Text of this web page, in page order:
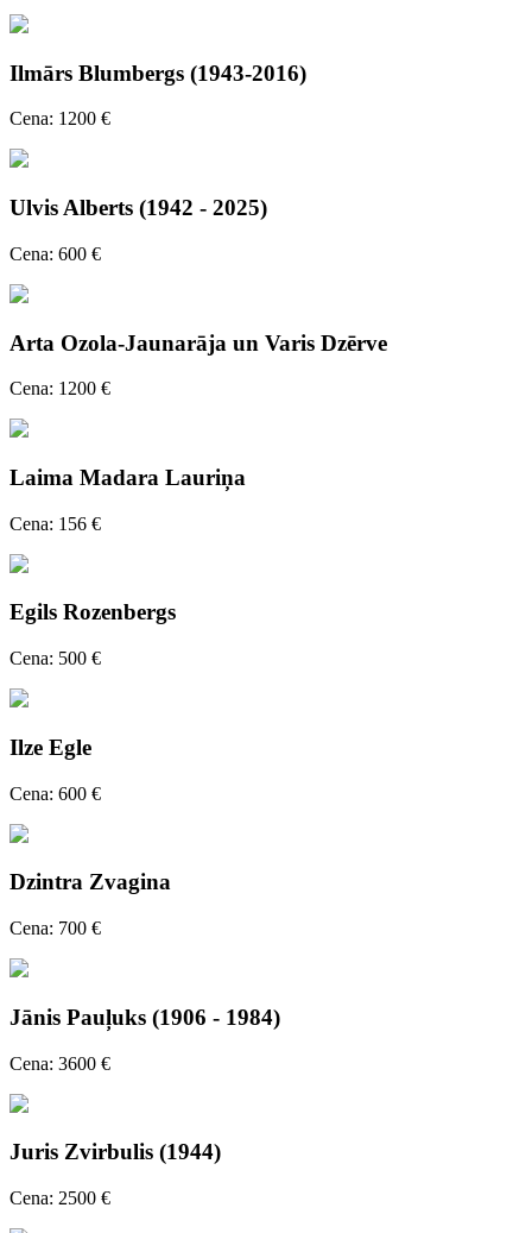
Ilmārs Blumbergs (1943-2016)
Cena: 1200 €
Ulvis Alberts (1942 - 2025)
Cena: 600 €
Arta Ozola-Jaunarāja un Varis Dzērve
Cena: 1200 €
Laima Madara Lauriņa
Cena: 156 €
Egils Rozenbergs
Cena: 500 €
Ilze Egle
Cena: 600 €
Dzintra Zvagina
Cena: 700 €
Jānis Pauļuks (1906 - 1984)
Cena: 3600 €
Juris Zvirbulis (1944)
Cena: 2500 €